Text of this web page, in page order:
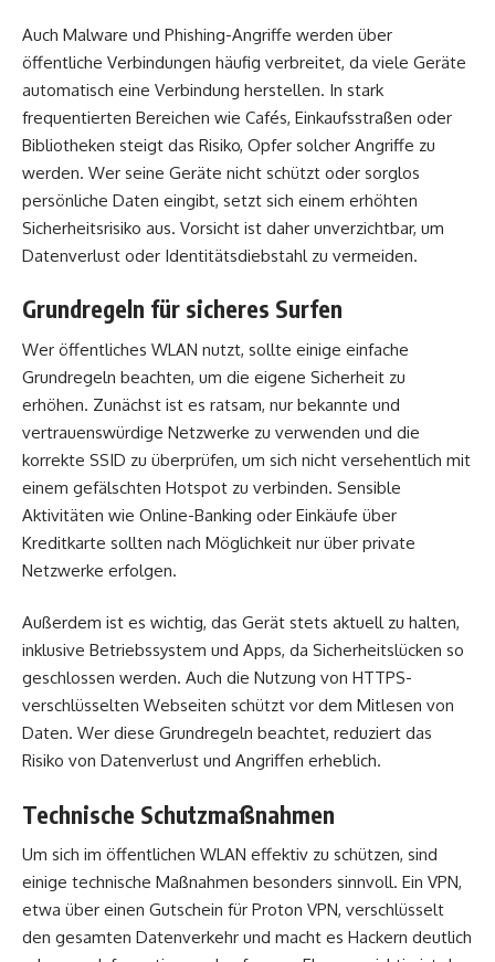
Auch Malware und Phishing-Angriffe werden über
öffentliche Verbindungen häufig verbreitet, da viele Geräte
automatisch eine Verbindung herstellen. In stark
frequentierten Bereichen wie Cafés, Einkaufsstraßen oder
Bibliotheken steigt das Risiko, Opfer solcher Angriffe zu
werden. Wer seine Geräte nicht schützt oder sorglos
persönliche Daten eingibt, setzt sich einem erhöhten
Sicherheitsrisiko aus. Vorsicht ist daher unverzichtbar, um
Datenverlust oder Identitätsdiebstahl zu vermeiden.
Grundregeln für sicheres Surfen
Wer öffentliches WLAN nutzt, sollte einige einfache
Grundregeln beachten, um die eigene Sicherheit zu
erhöhen. Zunächst ist es ratsam, nur bekannte und
vertrauenswürdige Netzwerke zu verwenden und die
korrekte SSID zu überprüfen, um sich nicht versehentlich mit
einem gefälschten Hotspot zu verbinden. Sensible
Aktivitäten wie Online-Banking oder Einkäufe über
Kreditkarte sollten nach Möglichkeit nur über private
Netzwerke erfolgen.
Außerdem ist es wichtig, das Gerät stets aktuell zu halten,
inklusive Betriebssystem und Apps, da Sicherheitslücken so
geschlossen werden. Auch die Nutzung von HTTPS-
verschlüsselten Webseiten schützt vor dem Mitlesen von
Daten. Wer diese Grundregeln beachtet, reduziert das
Risiko von Datenverlust und Angriffen erheblich.
Technische Schutzmaßnahmen
Um sich im öffentlichen WLAN effektiv zu schützen, sind
einige technische Maßnahmen besonders sinnvoll. Ein VPN,
etwa über einen Gutschein für Proton VPN, verschlüsselt
den gesamten Datenverkehr und macht es Hackern deutlich